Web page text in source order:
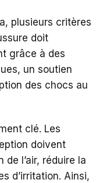
plusieurs critères
doit
grâce à des
un soutien
des chocs au
clé. Les
doivent
l’air, réduire la
d’irritation. Ainsi,